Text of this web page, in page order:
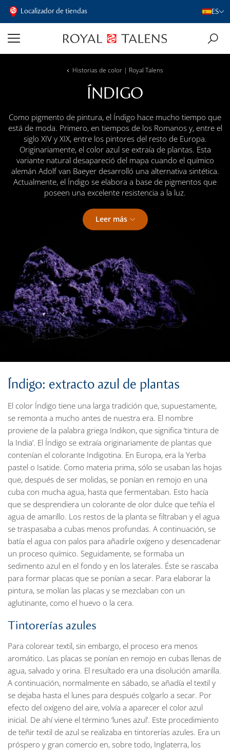
Localizador de tiendas ES
Historias de color | Royal Talens
ÍNDIGO
Como pigmento de pintura, el Índigo hace mucho tiempo que
está de moda. Primero, en tiempos de los Romanos y, entre el
siglo XIV y XIX, entre los pintores del resto de Europa.
Originariamente, el color azul se extraía de plantas. Esta
variante natural desapareció del mapa cuando el químico
alemán Adolf van Baeyer desarrolló una alternativa sintética.
Actualmente, el Índigo se elabora a base de pigmentos que
poseen una excelente resistencia a la luz.
Leer más
Índigo: extracto azul de plantas
El color Índigo tiene una larga tradición que, supuestamente,
se remonta a mucho antes de nuestra era. El nombre
proviene de la palabra griega Indikon, que significa ‘tintura de
la India’. El Índigo se extraía originariamente de plantas que
contenían el colorante Indigotina. En Europa, era la Yerba
pastel o Isatide. Como materia prima, sólo se usaban las hojas
que, después de ser molidas, se ponían en remojo en una
cuba con mucha agua, hasta que fermentaban. Esto hacía
que se desprendiera un colorante de olor dulce que teñía el
agua de amarillo. Los restos de la planta se filtraban y el agua
se traspasaba a cubas menos profundas. A continuación, se
batía el agua con palos para añadirle oxígeno y desencadenar
un proceso químico. Seguidamente, se formaba un
sedimento azul en el fondo y en los laterales. Éste se rascaba
para formar placas que se ponían a secar. Para elaborar la
pintura, se molían las placas y se mezclaban con un
aglutinante, como el huevo o la cera.
Tintorerías azules
Para colorear textil, sin embargo, el proceso era menos
aromático. Las placas se ponían en remojo en cubas llenas de
agua, salvado y orina. El resultado era una disolución amarilla.
A continuación, normalmente en sábado, se añadía el textil y
se dejaba hasta el lunes para después colgarlo a secar. Por
efecto del oxígeno del aire, volvía a aparecer el color azul
inicial. De ahí viene el término ‘lunes azul’. Este procedimiento
de teñir textil de azul se realizaba en tintorerías azules. Era un
próspero y gran comercio en, sobre todo, Inglaterra, los